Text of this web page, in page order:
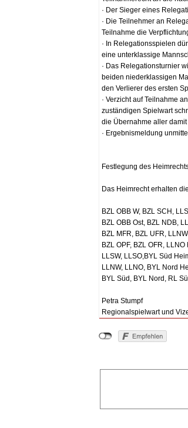
· Der Sieger eines
· Die Teilnehmer an
Teilnahme die
· In Relegationsspielen
eine unterklassige
· Das Relegationsturnier
beiden niederklassigen
den Verlierer des ersten
· Verzicht auf Teilnahme
zuständigen Spielwart
die Übernahme aller
· Ergebnismeldung
Festlegung des
Das Heimrecht erhalten
BZL OBB W, BZL SCH,
BZL OBB Ost, BZL NDB,
BZL MFR, BZL UFR,
BZL OPF, BZL OFR,
LLSW, LLSO,BYL Süd
LLNW, LLNO, BYL Nord
BYL Süd, BYL Nord, RL
Petra Stumpf
Regionalspielwart und